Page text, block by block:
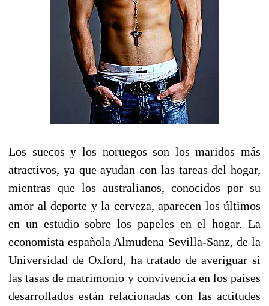
Los suecos y los noruegos son los maridos más
atractivos, ya que ayudan con las tareas del hogar,
mientras que los australianos, conocidos por su
amor al deporte y la cerveza, aparecen los últimos
en un estudio sobre los papeles en el hogar. La
economista española Almudena Sevilla-Sanz, de la
Universidad de Oxford, ha tratado de averiguar si
las tasas de matrimonio y convivencia en los países
desarrollados están relacionadas con las actitudes